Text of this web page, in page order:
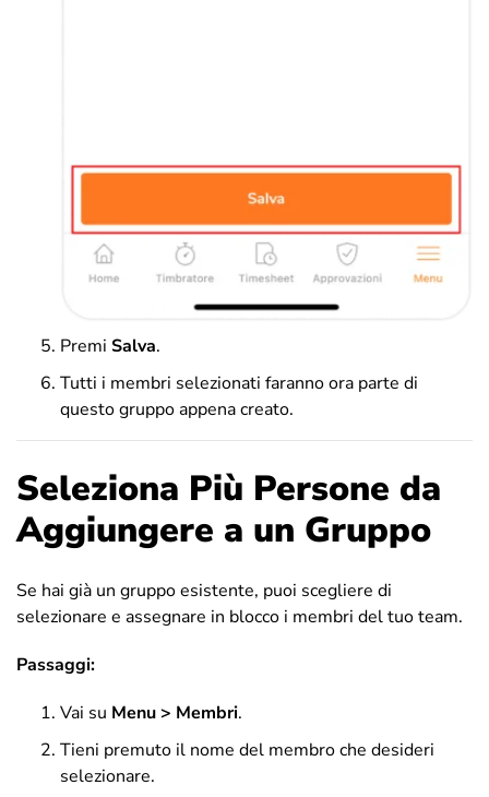
Premi Salva.
Tutti i membri selezionati faranno ora parte di
questo gruppo appena creato.
Seleziona Più Persone da
Aggiungere a un Gruppo
Se hai già un gruppo esistente, puoi scegliere di
selezionare e assegnare in blocco i membri del tuo team.
Passaggi:
Vai su Menu > Membri.
Tieni premuto il nome del membro che desideri
selezionare.